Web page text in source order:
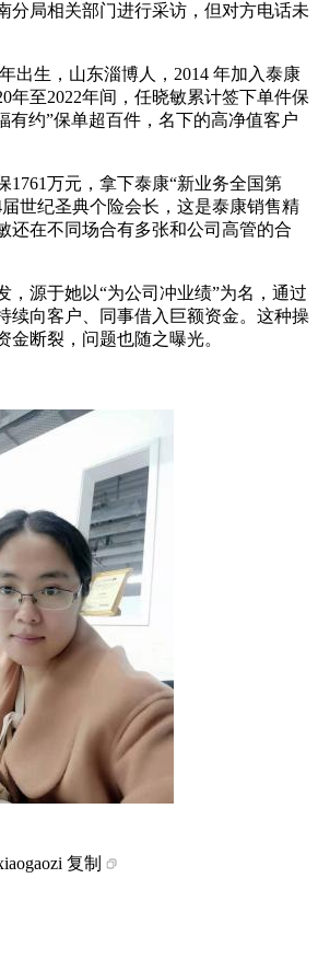
分局相关部门进行采访，但对方电话未
出生，山东淄博人，2014 年加入泰康
年至2022年间，任晓敏累计签下单件保
有约”保单超百件，名下的高净值客户
1761万元，拿下泰康“新业务全国第
届世纪圣典个险会长，这是泰康销售精
还在不同场合有多张和公司高管的合
，源于她以“为公司冲业绩”为名，通过
续向客户、同事借入巨额资金。这种操
金断裂，问题也随之曝光。
复制